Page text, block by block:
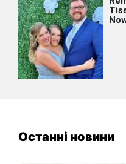
Останні новини